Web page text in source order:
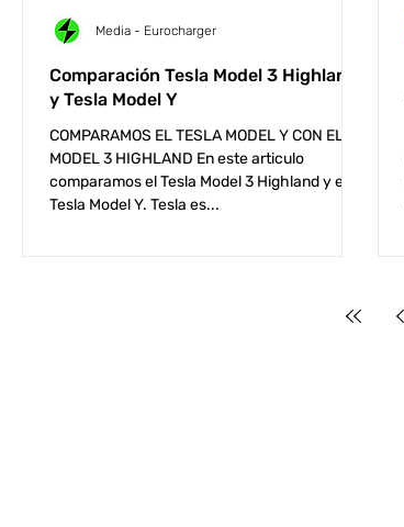
Comparación Tesla Model 3 Highland
y Tesla Model Y
COMPARAMOS EL TESLA MODEL Y CON EL
MODEL 3 HIGHLAND En este articulo
comparamos el Tesla Model 3 Highland y el
Tesla Model Y. Tesla es...
Media - Eurocharger